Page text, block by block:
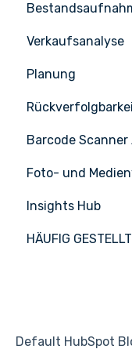
Menüs
Erweiterte
Bestellung
Empfang
Lieferanten
Zählen
Verkaufsanalyse
PoS-
Planung
Aufgaben &
Nicelabel
Barcode Scanner
Foto- und
APIC Studio
Insights Hub
HÄUFIG
Default HubSpot